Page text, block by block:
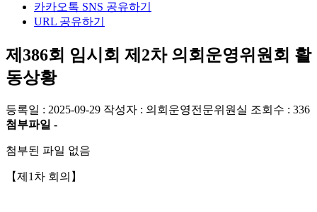
카카오톡 SNS 공유하기
URL 공유하기
제386회 임시회 제2차 의회운영위원회 활
동상황
등록일 : 2025-09-29 작성자 : 의회운영전문위원실 조회수 : 336
첨부파일 -
첨부된 파일 없음
【제1차 회의】